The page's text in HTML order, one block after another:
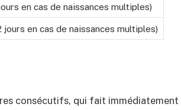
en cas de naissances multiples)
en cas de naissances multiples)
consécutifs, qui fait immédiatement